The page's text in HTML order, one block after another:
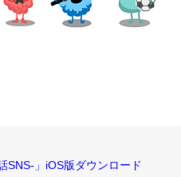
SNS-」iOS版ダウンロード